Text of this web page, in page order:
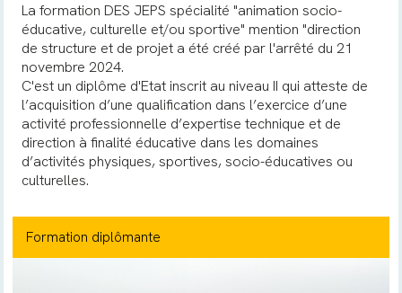
La formation DES JEPS spécialité "animation socio-
éducative, culturelle et/ou sportive" mention "direction
de structure et de projet a été créé par l'arrêté du 21
novembre 2024.
C'est un diplôme d'Etat inscrit au niveau II qui atteste de
l’acquisition d’une qualification dans l’exercice d’une
activité professionnelle d’expertise technique et de
direction à finalité éducative dans les domaines
d’activités physiques, sportives, socio-éducatives ou
culturelles.
Formation diplômante